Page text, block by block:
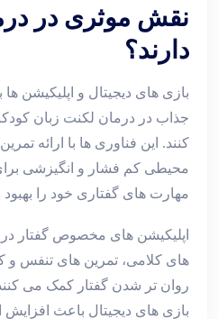
نقش موثری در
دارند؟
بازی‌ های دیجیتال و اپلیکیشن‌ ها
جذاب در درمان لکنت زبان
‌کنند. این فناوری‌ ها با ارائه
محیطی کم‌ فشار و انگیزشی
مهارت ‌های گفتاری خود را
اپلیکیشن ‌های مخصوص گفتار
های کلامی، تمرین ‌های تنفس و
روان‌ تر شدن گفتار کمک می ‌کنند.
بازی ‌های دیجیتال باعث افزایش